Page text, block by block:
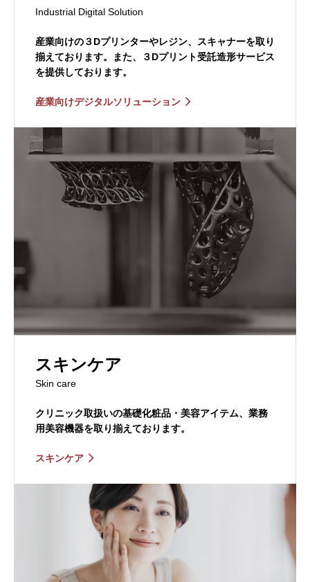
Industrial Digital Solution
産業向けの３Dプリンターやレジン、スキャナーを取り
揃えております。また、３Dプリント受託造形サービス
を提供しております。
産業向けデジタルソリューション
スキンケア
Skin care
クリニック取扱いの基礎化粧品・美容アイテム、業務
用美容機器を取り揃えております。
スキンケア